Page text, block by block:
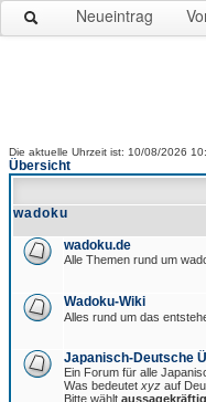
Neueintrag
Die aktuelle Uhrzeit ist: 10/08/2026
Übersicht
wadoku
wadoku.de
Alle Themen rund um
Wadoku-Wiki
Alles rund um das
Japanisch-Deutsche
Ein Forum für alle
Was bedeutet xyz auf
Bitte wählt